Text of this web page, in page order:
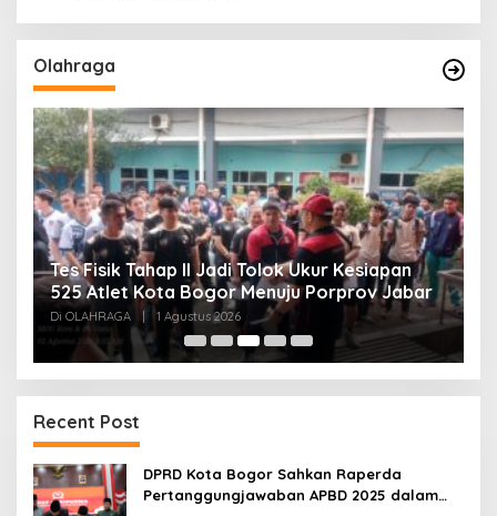
Olahraga
Hasil Timnas Indonesia vs Timor Leste:
Garuda Menang 3-0 di ASEAN Hyundai Cup
Di OLAHRAGA | 31 Juli 2026
Recent Post
DPRD Kota Bogor Sahkan Raperda
Pertanggungjawaban APBD 2025 dalam